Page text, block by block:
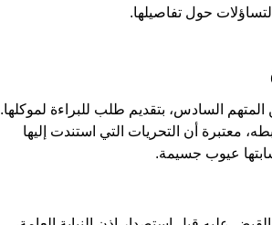
حول تفاصيلها.
السادس، بتقديم طلب للبراءة لموكلها.
معتبرة أن التحريات التي استندت إليها
شابتها عيوب جسيمة.